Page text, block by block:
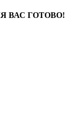
ВАС ГОТОВО!